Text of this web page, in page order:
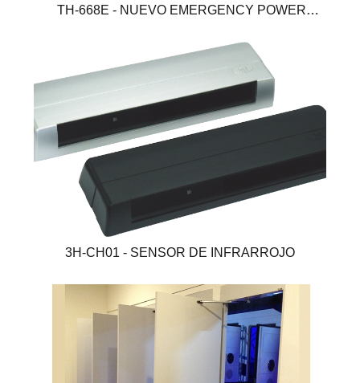
TH-668E - NUEVO EMERGENCY POWER
3H-CH01 - SENSOR DE INFRARROJO